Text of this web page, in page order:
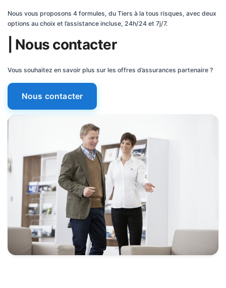
Nous vous proposons 4 formules, du Tiers à la tous risques, avec deux
options au choix et l’assistance incluse, 24h/24 et 7j/7.
| Nous contacter
Vous souhaitez en savoir plus sur les offres d’assurances partenaire ?
Nous contacter